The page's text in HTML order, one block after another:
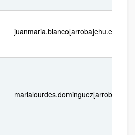
juanmaria.blanco[arroba]ehu.eus